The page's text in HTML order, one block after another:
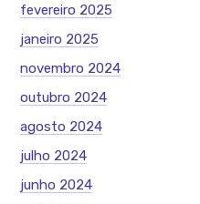
fevereiro 2025
janeiro 2025
novembro 2024
outubro 2024
agosto 2024
julho 2024
junho 2024